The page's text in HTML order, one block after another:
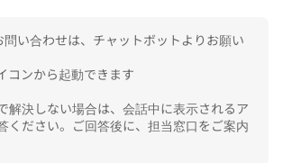
い合わせは、チャットボットよりお願い
コンから起動できます
解決しない場合は、会話中に表示されるア
ください。ご回答後に、担当窓口をご案内